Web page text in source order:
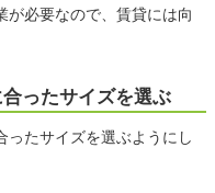
が必要なので、賃貸には向
合ったサイズを選ぶ
ったサイズを選ぶようにし